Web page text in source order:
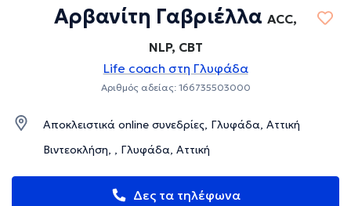
Αρβανίτη Γαβριέλλα ACC,
NLP, CBT
Life coach στη Γλυφάδα
Αριθμός αδείας: 166735503000
Αποκλειστικά online συνεδρίες, Γλυφάδα, Αττική
Βιντεοκλήση, , Γλυφάδα, Αττική
Δες τα τηλέφωνα